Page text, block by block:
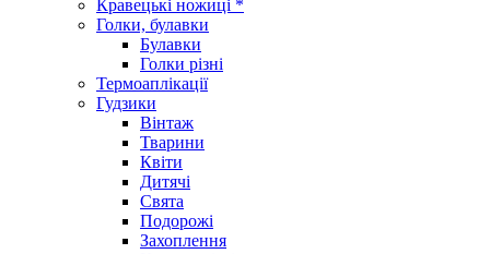
Кравецькі ножиці *
Голки, булавки
Булавки
Голки різні
Термоаплікації
Гудзики
Вінтаж
Тварини
Квіти
Дитячі
Свята
Подорожі
Захоплення